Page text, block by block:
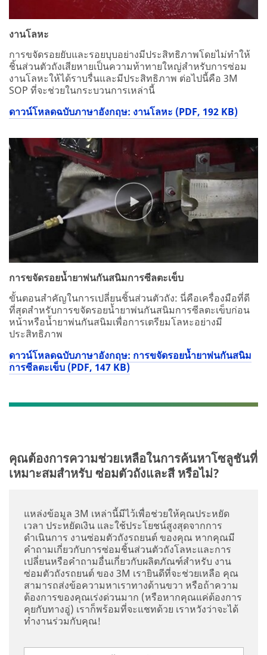
งานโลหะ
การขจัดรอยยับและรอยบุบอย่างมีประสิทธิภาพโดยไม่ทำให้
ชิ้นส่วนตัวถังเสียหายเป็นความท้าทายใหญ่สำหรับการซ่อม
งานโลหะให้ได้ราบรื่นและมีประสิทธิภาพ ต่อไปนี้คือ 3M
SOP ที่จะช่วยในกระบวนการเหล่านี้
ดาวน์โหลดฉบับภาษาอังกฤษ: งานโลหะ (PDF, 192 KB)
การขจัดรอยน้ำยาพ่นกันสนิมการซีลตะเข็บ
ขั้นตอนสำคัญในการเปลี่ยนชิ้นส่วนตัวถัง: นี่คือเครื่องมือที่ดี
ที่สุดสำหรับการขจัดรอยน้ำยาพ่นกันสนิมการซีลตะเข็บก่อน
หน้าหรือน้ำยาพ่นกันสนิมเพื่อการเตรียมโลหะอย่างมี
ประสิทธิภาพ
ดาวน์โหลดฉบับภาษาอังกฤษ: การขจัดรอยน้ำยาพ่นกันสนิม
การซีลตะเข็บ (PDF, 147 KB)
คุณต้องการความช่วยเหลือในการค้นหาโซลูชันที่
เหมาะสมสำหรับ ซ่อมตัวถังและสี หรือไม่?
แหล่งข้อมูล 3M เหล่านี้มีไว้เพื่อช่วยให้คุณประหยัด
เวลา ประหยัดเงิน และใช้ประโยชน์สูงสุดจากการ
ดำเนินการ งานซ่อมตัวถังรถยนต์ ของคุณ หากคุณมี
คำถามเกี่ยวกับการซ่อมชิ้นส่วนตัวถังโลหะและการ
เปลี่ยนหรือคำถามอื่นเกี่ยวกับผลิตภัณฑ์สำหรับ งาน
ซ่อมตัวถังรถยนต์ ของ 3M เรายินดีที่จะช่วยเหลือ คุณ
สามารถส่งข้อความหาเราทางด้านขวา หรือถ้าความ
ต้องการของคุณเร่งด่วนมาก (หรือหากคุณแค่ต้องการ
คุยกับทางอู่) เราก็พร้อมที่จะแชทด้วย เราหวังว่าจะได้
ทำงานร่วมกับคุณ!